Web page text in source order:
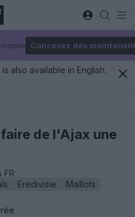
Concevez dès
also available in English.
de l'Ajax une
FR
Eredivisie
Maillots